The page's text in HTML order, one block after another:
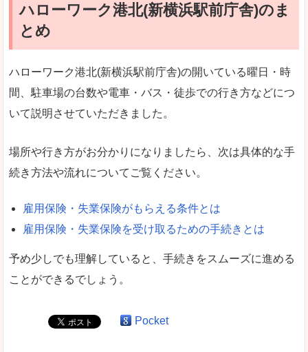
ハローワーク港北(新横浜駅前庁舎)のま
とめ
ハローワーク港北(新横浜駅前庁舎)の開いている曜日・時
間、駐車場の台数や電車・バス・徒歩での行き方などにつ
いて説明させていただきました。
場所や行き方がお分かりになりましたら、次は具体的な手
続き方法や流れについてご覧ください。
雇用保険・失業保険がもらえる条件とは
雇用保険・失業保険を受け取るための手続きとは
予め少しでも理解していると、手続きをスムーズに進める
ことができるでしょう。
Pocket